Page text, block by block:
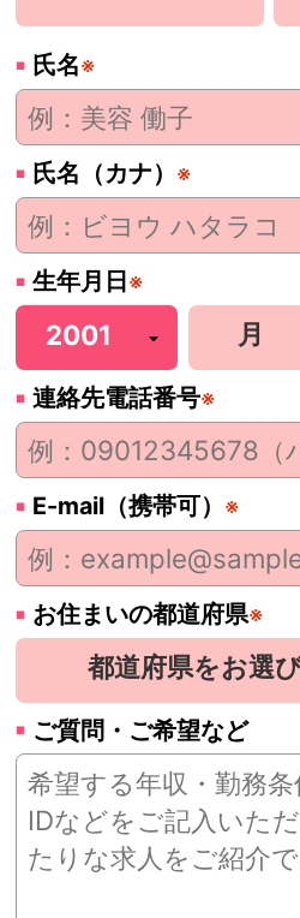
氏名※
氏名（カナ） ※
生年月日 ※
連絡先電話番号※
E-mail（携帯可） ※
お住まいの都道府県※
ご質問・ご希望など